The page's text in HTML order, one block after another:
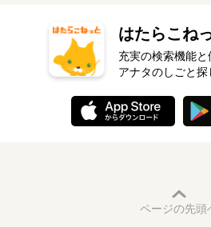
はたらこね
充実の検索機能
アナタのしごと探
ページの先頭